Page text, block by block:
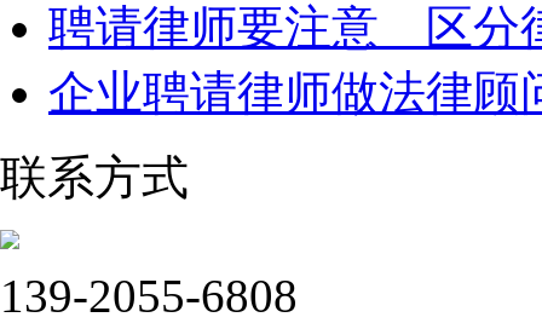
聘请律师要注意 区分
企业聘请律师做法律顾
联系方式
139-2055-6808